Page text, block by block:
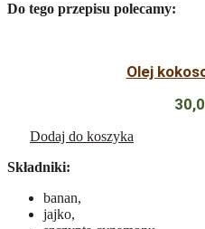
Do tego przepisu polecamy:
Olej
Dodaj do koszyka
Składniki:
banan,
jajko,